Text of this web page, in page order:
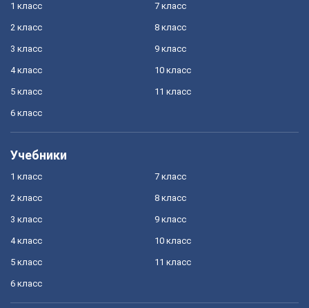
1 класс
2 класс
3 класс
4 класс
5 класс
6 класс
7 класс
8 класс
9 класс
10 класс
11 класс
Учебники
1 класс
2 класс
3 класс
4 класс
5 класс
6 класс
7 класс
8 класс
9 класс
10 класс
11 класс